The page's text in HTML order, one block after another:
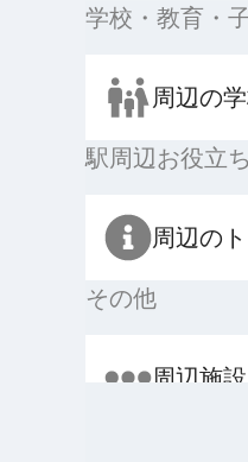
学校・教育・
周辺の
駅周辺お役立
周辺の
その他
周辺施